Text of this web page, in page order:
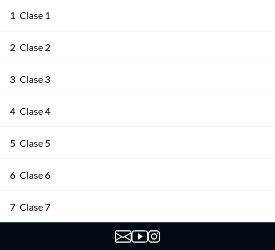
1 Clase 1
2 Clase 2
3 Clase 3
4 Clase 4
5 Clase 5
6 Clase 6
7 Clase 7